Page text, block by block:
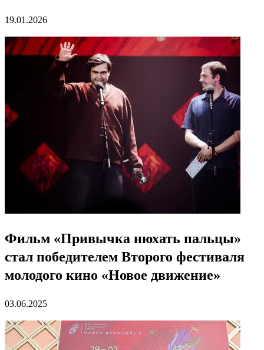
19.01.2026
Фильм «Привычка нюхать пальцы»
стал победителем Второго фестиваля
молодого кино «Новое движение»
03.06.2025